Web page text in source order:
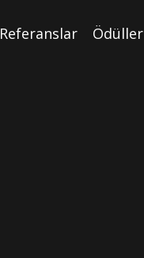
Referanslar Ödüller